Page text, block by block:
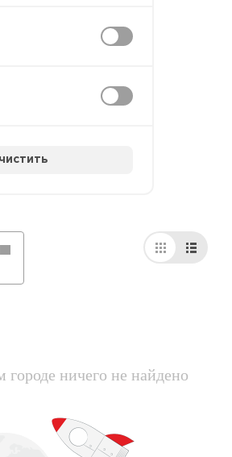
ничего не найдено